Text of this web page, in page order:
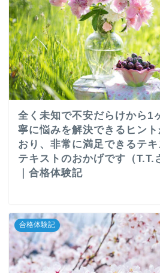
全く未知で不安だらけから1
寧に悩みを解決できるヒン
おり、非常に満足できるテ
テキストのおかげです（T.T.
｜合格体験記
合格体験記